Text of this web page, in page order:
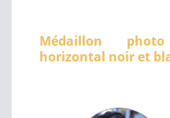
Médaillon
horizontal noir et